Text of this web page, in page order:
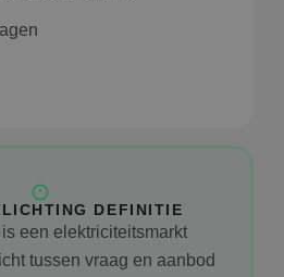
DEFINITIE
een elektriciteitsmarkt
tussen vraag en aanbod